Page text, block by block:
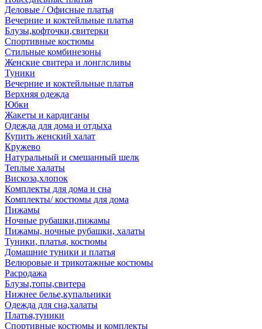
Деловые / Офисные платья
Вечерние и коктейльные платья
Блузы,кофточки,свитерки
Спортивные костюмы
Стильные комбинезоны
Женские свитера и лонглсливы
Туники
Вечерние и коктейльные платья
Верхняя одежда
Юбки
Жакеты и кардиганы
Одежда для дома и отдыха
Купить женский халат
Кружево
Натуральный и смешанный шелк
Теплые халаты
Вискоза,хлопок
Комплекты для дома и сна
Комплекты/ костюмы для дома
Пижамы
Ночные рубашки,пижамы
Пижамы, ночные рубашки, халаты
Туники, платья, костюмы
Домашние туники и платья
Велюровые и трикотажные костюмы
Расродажа
Блузы,топы,свитера
Нижнее белье,купальники
Одежда для сна,халаты
Платья,туники
Спортивные костюмы и комплекты